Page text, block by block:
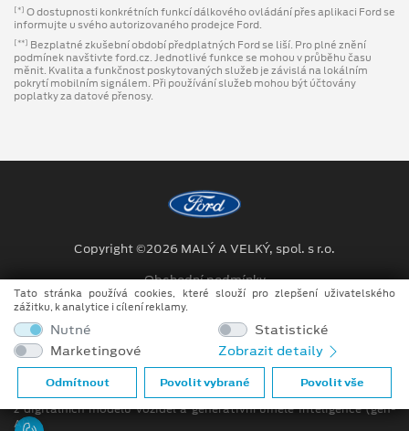
[*]
O dostupnosti konkrétních funkcí dálkového ovládání přes aplikaci Ford se
informujte u svého autorizovaného prodejce Ford.
[**]
Bezplatné zkušební období předplatných Ford se liší. Pro plné znění
podmínek navštivte ford.cz. Jednotlivé funkce se mohou v průběhu času
měnit. Kvalita a funkčnost poskytovaných služeb je závislá na lokálním
pokrytí mobilním signálem. Při používání služeb mohou být účtovány
poplatky za datové přenosy.
Copyright ©2026 MALÝ A VELKÝ, spol. s r.o.
Obchodní podmínky
Ochrana osobních údajů
Prohlášení o zpracování údajů konečných zákazníků
Při tvorbě videí a obrázků na tomto webu je využíváno kombinace
tradičních fotografií či videí, počítačem generovaných snímků (CGI)
z digitálních modelů vozidel a generativní umělé inteligence (gen-
AI).
Tato stránka používá cookies, které slouží pro zlepšení uživatelského
zážitku, k analytice i cílení reklamy.
Nutné
Statistické
Marketingové
Zobrazit detaily
Odmítnout Povolit vybrané Povolit vše